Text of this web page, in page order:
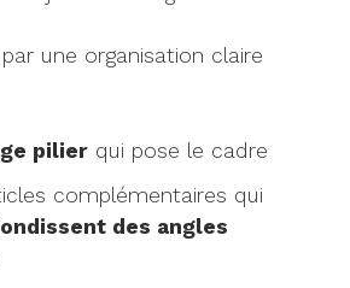
une organisation claire
pilierqui pose le cadre
complémentaires qui
des angles